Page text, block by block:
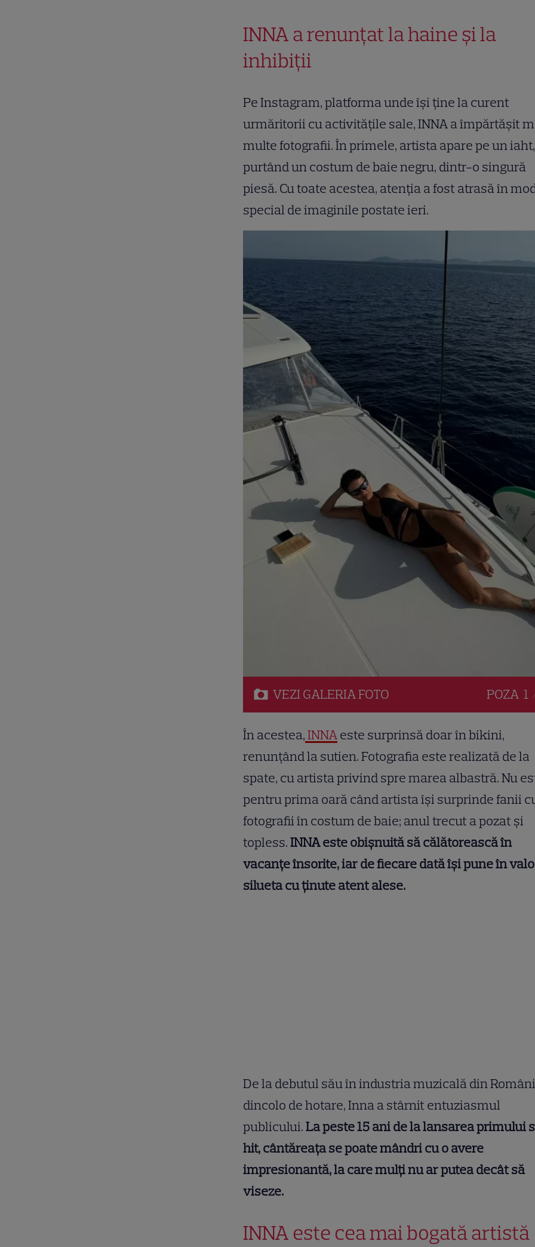
INNA a renunțat la haine și la
inhibiții
Pe Instagram, platforma unde își ține la curent
urmăritorii cu activitățile sale, INNA a împărtășit
multe fotografii. În primele, artista apare pe un iaht,
purtând un costum de baie negru, dintr-o singură
piesă. Cu toate acestea, atenția a fost atrasă în
special de imaginile postate ieri.
VEZI GALERIAFOTO POZA 1
În acestea,INNAeste surprinsă doar în bikini,
renunțând la sutien. Fotografia este realizată de la
spate, cu artista privind spre marea albastră. Nu
pentru prima oară când artista își surprinde fanii
fotografii în costum de baie; anul trecut a pozat și
topless.INNA este obișnuită să călătorească în
vacanțe însorite, iar de fiecare dată își pune în
silueta cu ținute atent alese.
De la debutul său în industria muzicală din
dincolo de hotare, Inna a stârnit entuziasmul
publicului.La peste 15 ani de la lansarea primului
hit, cântăreața se poate mândri cu o avere
impresionantă, la care mulți nu ar putea decât să
viseze.
INNA este cea mai bogată artistă